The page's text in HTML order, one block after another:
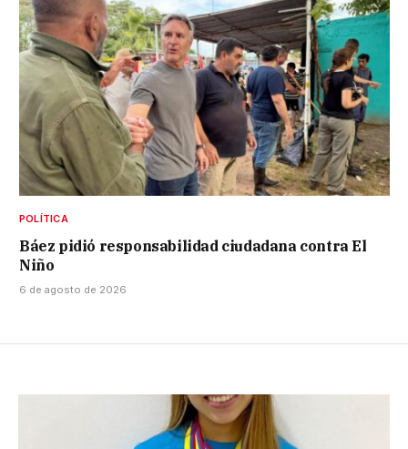
POLÍTICA
Báez pidió responsabilidad ciudadana contra El
Niño
6 de agosto de 2026